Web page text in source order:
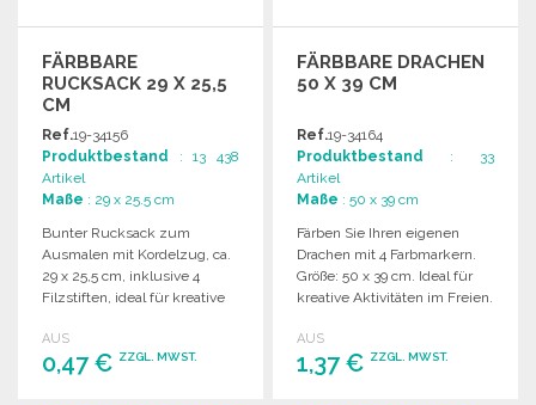
FÄRBBARE
RUCKSACK 29 X 25,5
CM
Ref.19-34156
Produktbestand : 13 438
Artikel
Maße : 29 x 25.5 cm
Bunter Rucksack zum
Ausmalen mit Kordelzug, ca.
29 x 25,5 cm, inklusive 4
Filzstiften, ideal für kreative
AUS
0,47 € ZZGL. MWST.
FÄRBBARE DRACHEN
50 X 39 CM
Ref.19-34164
Produktbestand : 33
Artikel
Maße : 50 x 39 cm
Färben Sie Ihren eigenen
Drachen mit 4 Farbmarkern.
Größe: 50 x 39 cm. Ideal für
kreative Aktivitäten im Freien.
AUS
1,37 € ZZGL. MWST.